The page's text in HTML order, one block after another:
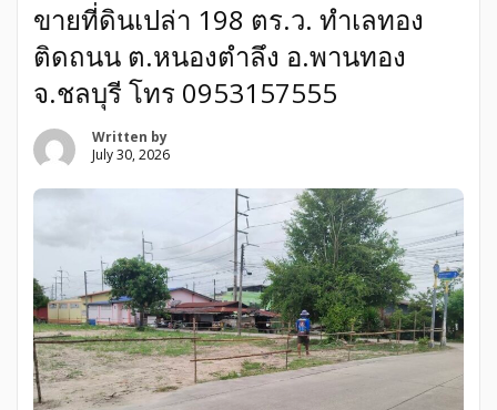
ขายที่ดินเปล่า 198 ตร.ว. ทำเลทอง
ติดถนน ต.หนองตำลึง อ.พานทอง
จ.ชลบุรี โทร 0953157555
Written by
July 30, 2026